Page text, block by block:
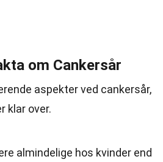
om Cankersår
aspekter ved cankersår,
klar over.
almindelige hos kvinder end